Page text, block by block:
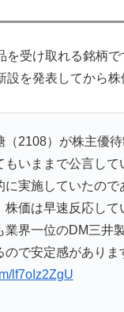
を受け取れる銘柄で
設を発表してから株
（2108）が株主優
もいままで公言して
に実施していたので
株価は早速反応して
業界一位のDM三井
で安定感がありま
lf7oIz2ZgU